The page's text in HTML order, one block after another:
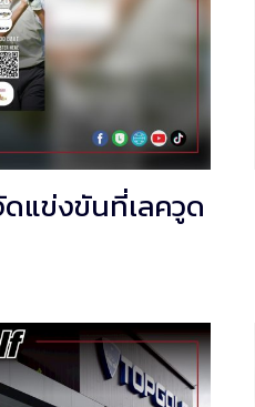
ดแข่งขันที่เลควูด